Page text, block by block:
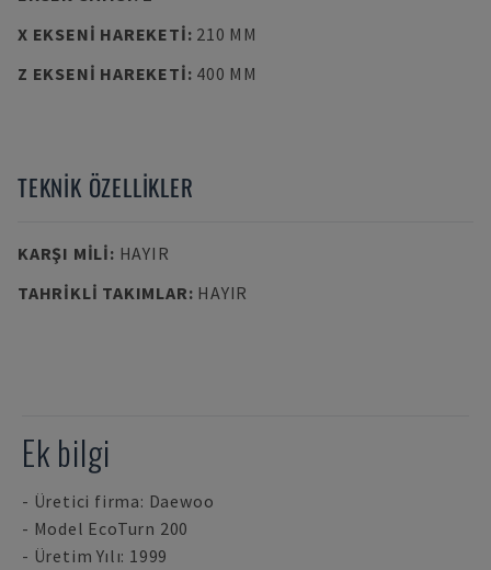
X EKSENI HAREKETI: 210 MM
Z EKSENI HAREKETI: 400 MM
TEKNIK ÖZELLIKLER
KARŞI MILI: HAYIR
TAHRIKLI TAKIMLAR: HAYIR
Ek bilgi
- Üretici firma: Daewoo
- Model EcoTurn 200
- Üretim Yılı: 1999